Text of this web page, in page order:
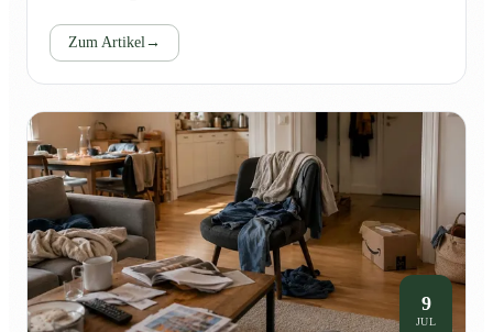
Zum Artikel→
9
JUL